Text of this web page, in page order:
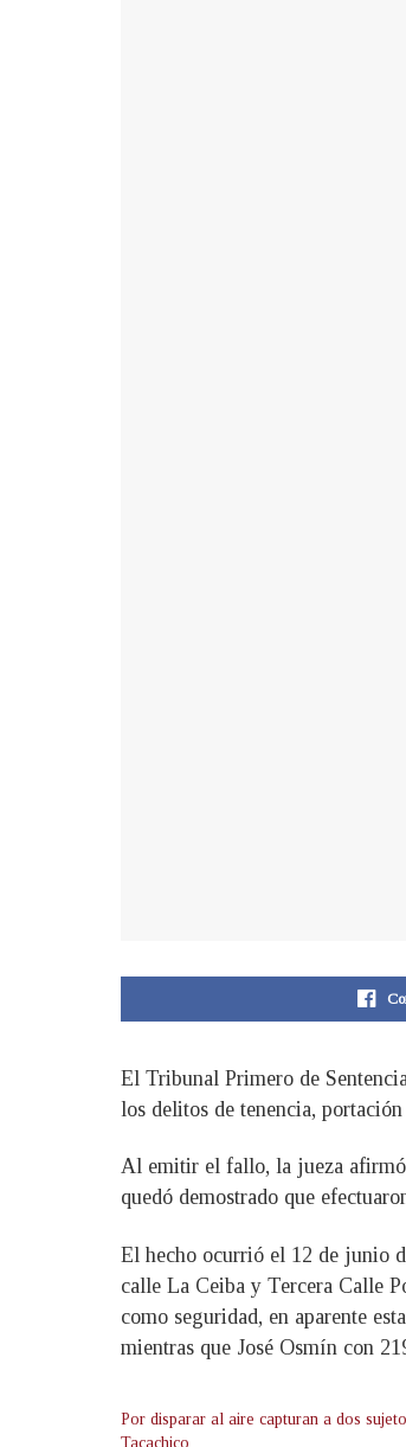
El Tribunal Primero de
los delitos de tenencia,
Al emitir el fallo, la jueza afirmó
quedó demostrado que
El hecho ocurrió el 12 de junio
calle La Ceiba y Tercera Calle
como seguridad, en aparente
mientras que José Osmín con
Por disparar al aire capturan a dos
Tacachico